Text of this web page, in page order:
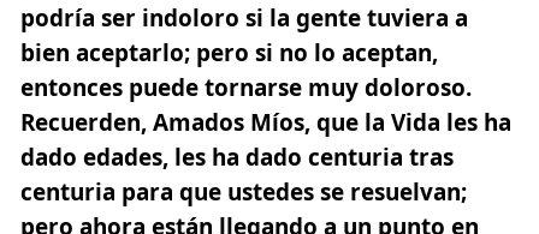
podría ser indoloro si la gente tuviera a
bien aceptarlo; pero si no lo aceptan,
entonces puede tornarse muy doloroso.
Recuerden, Amados Míos, que la Vida les ha
dado edades, les ha dado centuria tras
centuria para que ustedes se resuelvan;
pero ahora están llegando a un punto en